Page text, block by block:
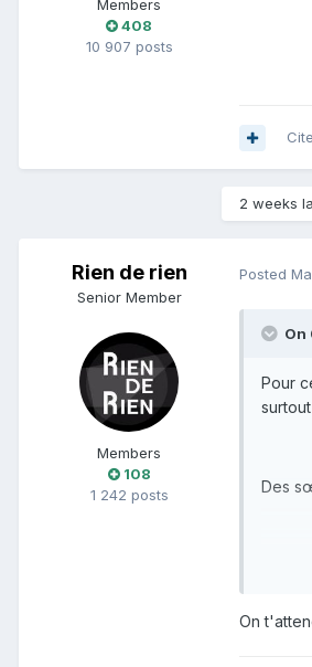
Members
408
10 907 posts
2 weeks
Rien de rien
Senior Member
Members
108
1 242 posts
Posted
On
Pour
Des
On